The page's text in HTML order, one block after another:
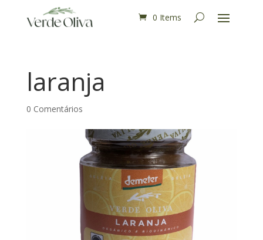
0 Items
laranja
0 Comentários